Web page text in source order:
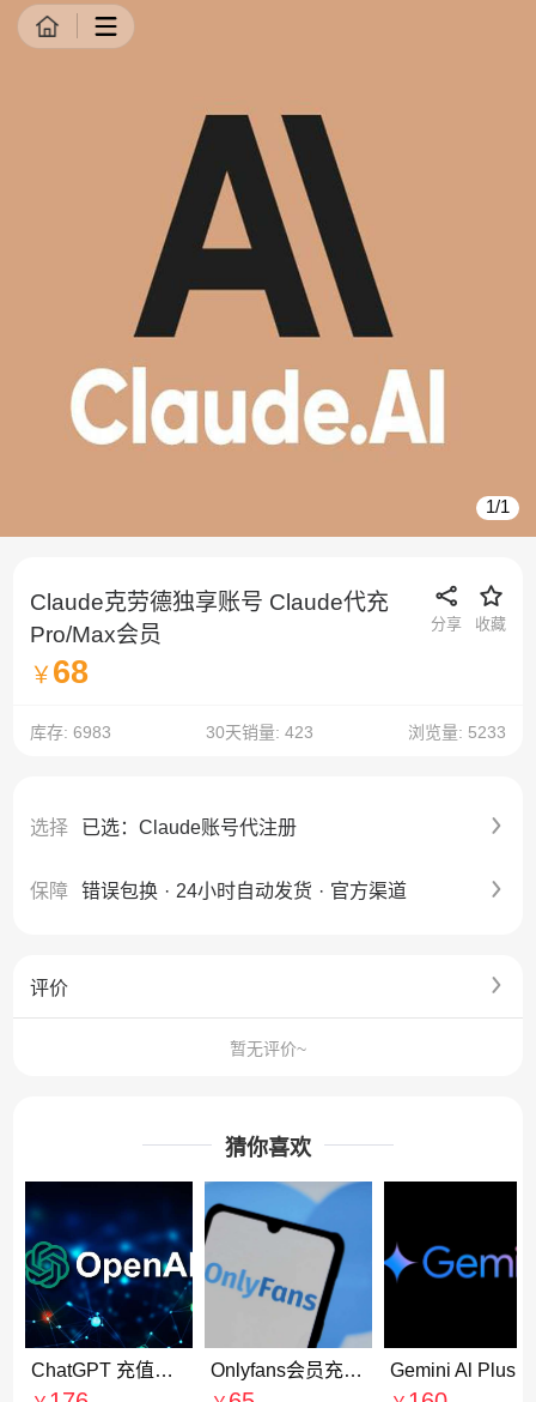
1/1
Claude克劳德独享账号 Claude代充
Pro/Max会员
分享 收藏
￥ 68
库存: 6983 30天销量: 423 浏览量: 5233
选择 已选：Claude账号代注册
保障 错误包换 · 24小时自动发货 · 官方渠道
评价
暂无评价~
猜你喜欢
ChatGPT 充值订阅Go会员 代付代购
Onlyfans会员充值 Onlyfans订阅赞助博主代付代购
Gemini Al Plus会员充值 Gemini Pro会员订阅续费